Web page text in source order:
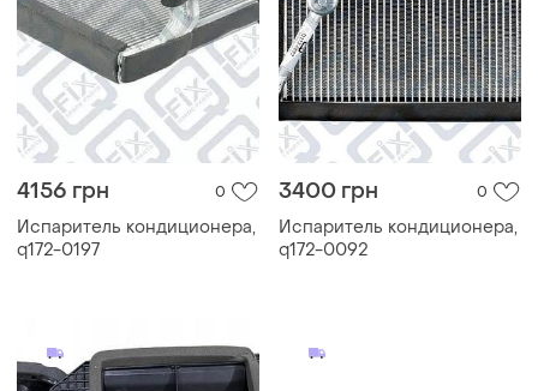
4156 грн 0
Испаритель кондиционера,
q172-0197
3400 грн 0
Испаритель кондиционера,
q172-0092